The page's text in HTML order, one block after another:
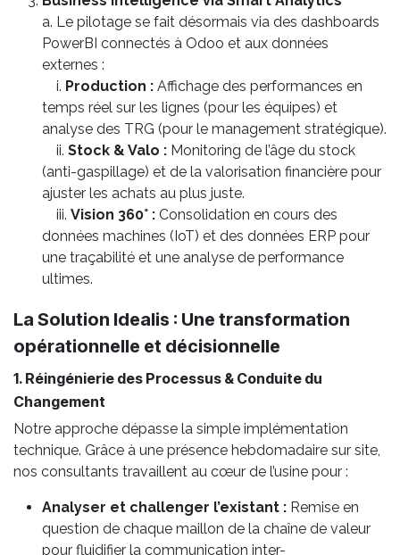
a. Le pilotage se fait désormais via des dashboards
PowerBI connectés à Odoo et aux données
externes :
i. Production : Affichage des performances en
temps réel sur les lignes (pour les équipes) et
analyse des TRG (pour le management stratégique).
ii. Stock & Valo : Monitoring de l’âge du stock
(anti-gaspillage) et de la valorisation financière pour
ajuster les achats au plus juste.
iii. Vision 360° : Consolidation en cours des
données machines (IoT) et des données ERP pour
une traçabilité et une analyse de performance
ultimes.
La Solution Idealis : Une transformation
opérationnelle et décisionnelle
1. Réingénierie des Processus & Conduite du
Changement
Notre approche dépasse la simple implémentation
technique. Grâce à une présence hebdomadaire sur site,
nos consultants travaillent au cœur de l’usine pour :
Analyser et challenger l’existant : Remise en
question de chaque maillon de la chaîne de valeur
pour fluidifier la communication inter-